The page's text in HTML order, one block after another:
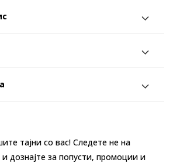
тајни со вас! Следете не на
дознајте за попусти, промоции и